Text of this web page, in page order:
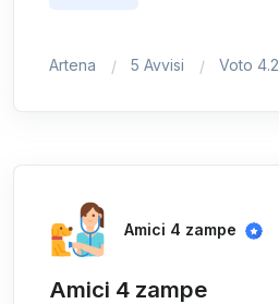
Artena 5 Avvisi Voto 4.2
Amici 4 zampe
Amici 4 zampe